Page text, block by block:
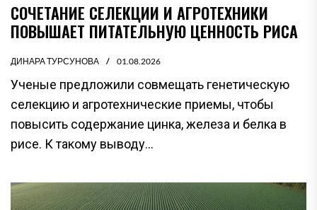
СОЧЕТАНИЕ СЕЛЕКЦИИ И АГРОТЕХНИКИ
ПОВЫШАЕТ ПИТАТЕЛЬНУЮ ЦЕННОСТЬ РИСА
ДИНАРА ТУРСУНОВА 01.08.2026
Ученые предложили совмещать генетическую
селекцию и агротехнические приемы, чтобы
повысить содержание цинка, железа и белка в
рисе. К такому выводу...